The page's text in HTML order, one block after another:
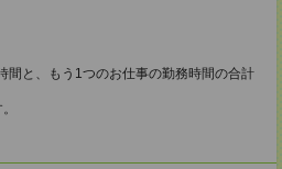
間と、もう1つのお仕事の勤務時間の合計